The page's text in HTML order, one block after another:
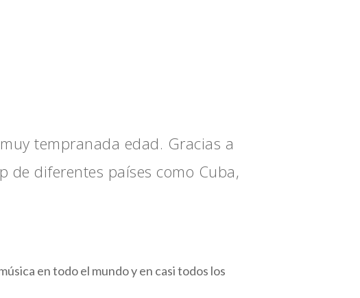
tempranada edad. Gracias a
de diferentes países como Cuba,
en todo el mundo y en casi todos los